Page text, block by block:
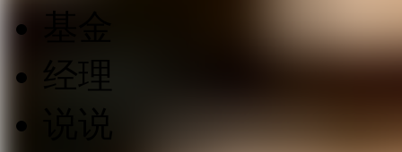
基金
经理